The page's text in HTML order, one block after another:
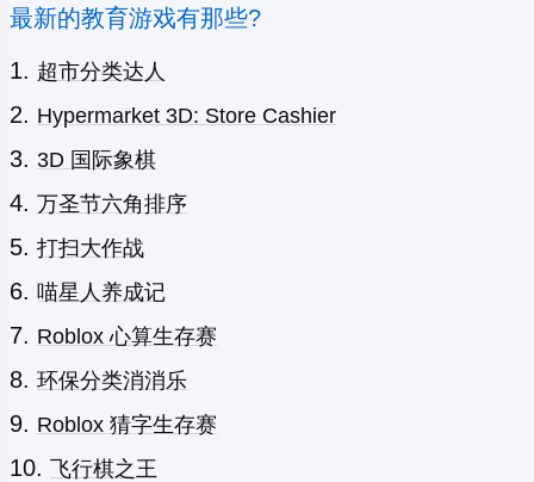
最新的教育游戏有那些?
超市分类达人
Hypermarket 3D: Store Cashier
3D 国际象棋
万圣节六角排序
打扫大作战
喵星人养成记
Roblox 心算生存赛
环保分类消消乐
Roblox 猜字生存赛
飞行棋之王